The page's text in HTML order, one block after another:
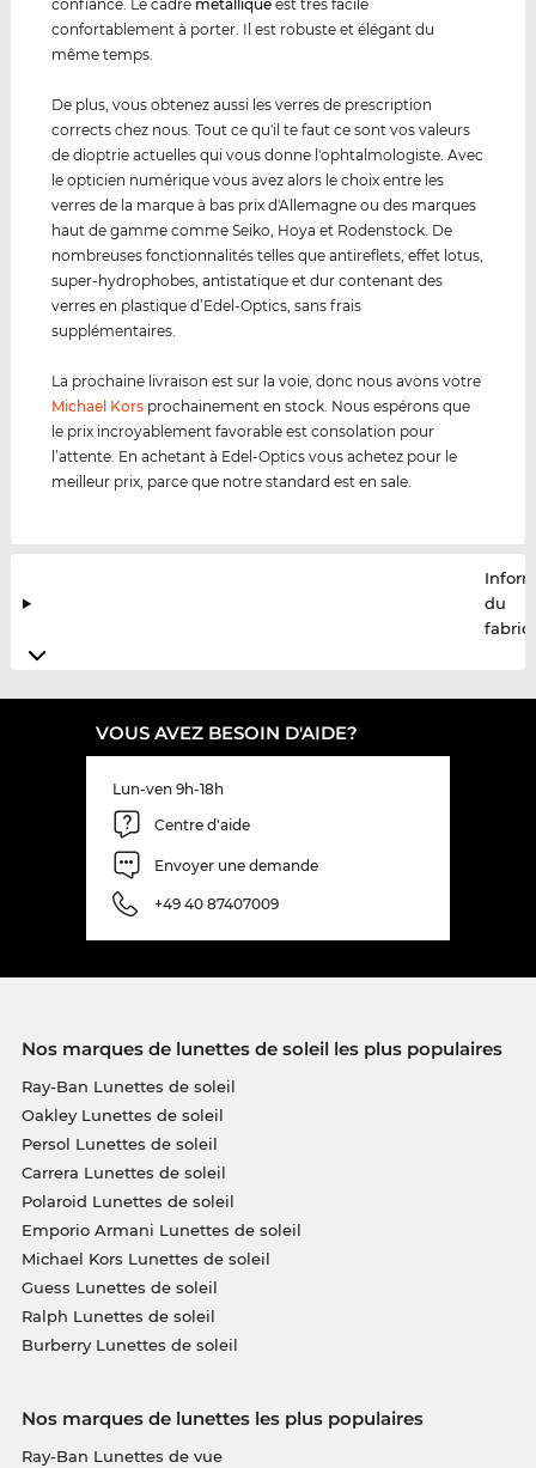
confiance. Le cadre métal lique est très facile
confortablement à porter. Il est robuste et élégant du
même temps.
De plus, vous obtenez aussi les verres de prescription
corrects chez nous. Tout ce qu'il te faut ce sont vos valeurs
de dioptrie actuelles qui vous donne l'ophtalmologiste. Avec
le opticien numérique vous avez alors le choix entre les
verres de la marque à bas prix d'Allemagne ou des marques
haut de gamme comme Seiko, Hoya et Rodenstock. De
nombreuses fonctionnalités telles que antireflets, effet lotus,
super-hydrophobes, antistatique et dur contenant des
verres en plastique d’Edel-Optics, sans frais
supplémentaires.
La prochaine livraison est sur la voie, donc nous avons votre
Michael Kors prochainement en stock. Nous espérons que
le prix incroyablement favorable est consolation pour
l’attente. En achetant à Edel-Optics vous achetez pour le
meilleur prix, parce que notre standard est en sale.
du
VOUS AVEZ BESOIN D'AIDE?
Lun-ven 9h-18h
Centre d'aide
Envoyer une demande
+49 40 87407009
Nos marques de lunettes de soleil les plus populaires
Ray-Ban Lunettes de soleil
Oakley Lunettes de soleil
Persol Lunettes de soleil
Carrera Lunettes de soleil
Polaroid Lunettes de soleil
Emporio Armani Lunettes de soleil
Michael Kors Lunettes de soleil
Guess Lunettes de soleil
Ralph Lunettes de soleil
Burberry Lunettes de soleil
Nos marques de lunettes les plus populaires
Ray-Ban Lunettes de vue